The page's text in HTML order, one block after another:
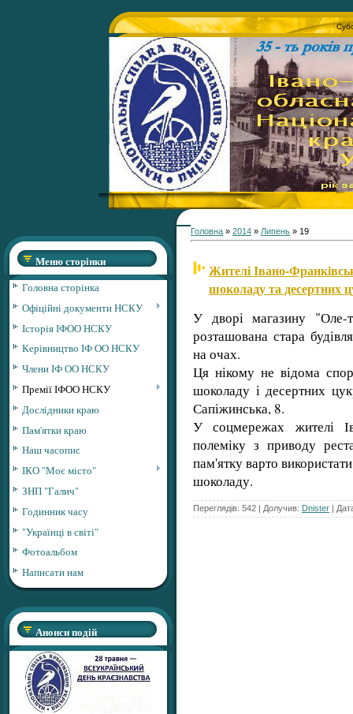
Меню сторінки
Головна сторінка
Офіційні документи НСКУ
Історія ІФОО НСКУ
Керівництво ІФ ОО НСКУ
Члени ІФ ОО НСКУ
Премії ІФОО НСКУ
Дослідники краю
Пам'ятки краю
Наш часопис
ІКО "Моє місто"
ЗНП "Галич"
Годинник часу
"Українці в світі"
Фотоальбом
Написати нам
Анонси подій
Головна » 2014 » Липень » 19
Жителі Івано-
шоколаду та десертних
У дворі магазину "Оле-
розташована стара
на очах.
Ця нікому не відома
шоколаду і десертних
Сапіжинська, 8.
У соцмережах жителі
полеміку з приводу
пам'ятку варто
шоколаду.
Переглядів: 542 | Долучив: Dnister |